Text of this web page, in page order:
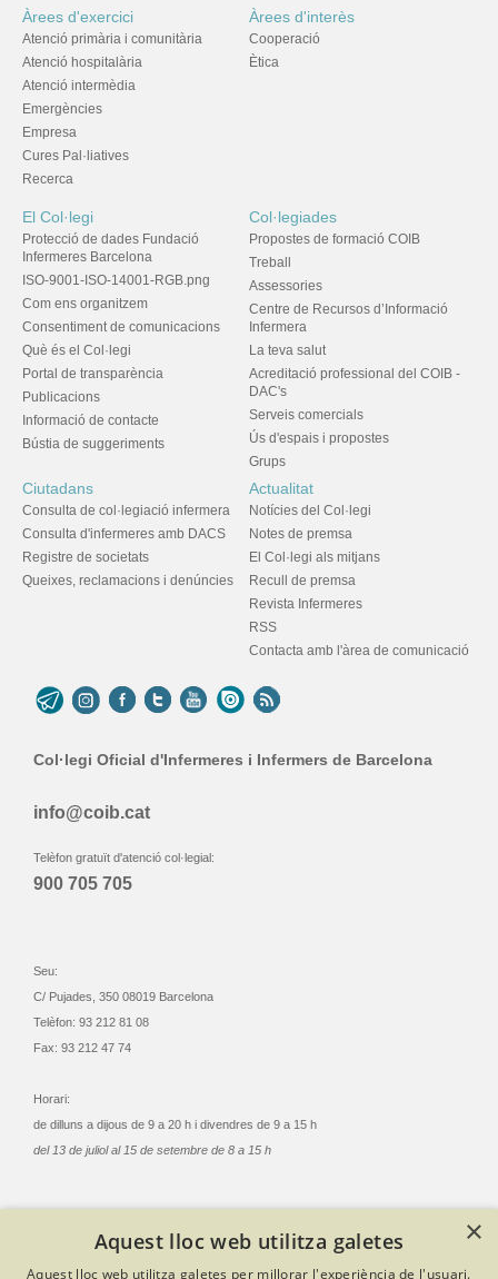
Àrees d'exercici
Atenció primària i comunitària
Atenció hospitalària
Atenció intermèdia
Emergències
Empresa
Cures Pal·liatives
Recerca
Àrees d'interès
Cooperació
Ètica
El Col·legi
Protecció de dades Fundació
Infermeres Barcelona
ISO-9001-ISO-14001-RGB.png
Com ens organitzem
Consentiment de comunicacions
Què és el Col·legi
Portal de transparència
Publicacions
Informació de contacte
Bústia de suggeriments
Col·legiades
Propostes de formació COIB
Treball
Assessories
Centre de Recursos d’Informació
Infermera
La teva salut
Acreditació professional del COIB -
DAC's
Serveis comercials
Ús d'espais i propostes
Grups
Ciutadans
Consulta de col·legiació infermera
Consulta d'infermeres amb DACS
Registre de societats
Queixes, reclamacions i denúncies
Actualitat
Notícies del Col·legi
Notes de premsa
El Col·legi als mitjans
Recull de premsa
Revista Infermeres
RSS
Contacta amb l'àrea de comunicació
Col·legi Oficial d'Infermeres i Infermers de Barcelona
info@coib.cat
Telèfon gratuït d'atenció col·legial:
900 705 705
Seu:
C/ Pujades, 350 08019 Barcelona
Telèfon: 93 212 81 08
Fax: 93 212 47 74
Horari:
de dilluns a dijous de 9 a 20 h i divendres de 9 a 15 h
del 13 de juliol al 15 de setembre de 8 a 15 h
© Col·legi Oficial Infermeres i Infermers de Barcelona
×
Aquest lloc web utilitza galetes
Aquest lloc web utilitza galetes per millorar l'experiència de l'usuari.